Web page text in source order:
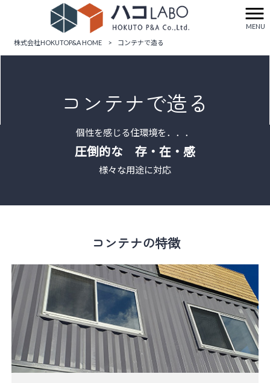
MENU
株式会社HOKUTOP&A HOME > コンテナで造る
コンテナで造る
個性を感じる住環境を．．．
圧倒的な ​存・在・感
様々な用途に対応
コンテナの特徴